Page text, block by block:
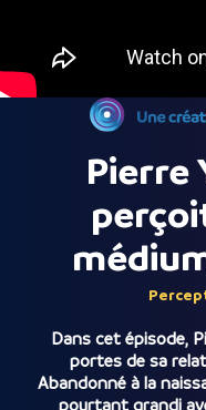
Pierre
Dans cet épisode,
portes de sa
Abandonné à la
pourtant grandi